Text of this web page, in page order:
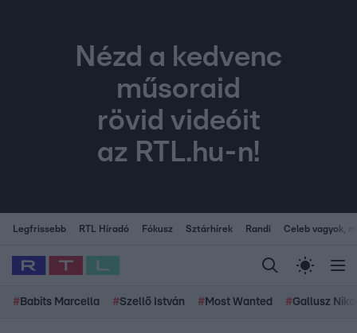
Nézd a kedvenc
műsoraid
rövid videóit
az RTL.hu-n!
Legfrissebb RTL Híradó Fókusz Sztárhírek Randi Celeb vagyok,
# Babits Marcella #Szellő István # Most Wanted #Gallusz